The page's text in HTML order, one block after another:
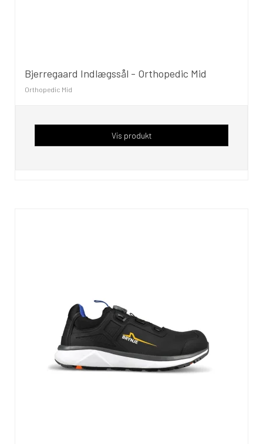
Bjerregaard Indlægssål - Orthopedic Mid
Orthopedic Mid
Vis produkt